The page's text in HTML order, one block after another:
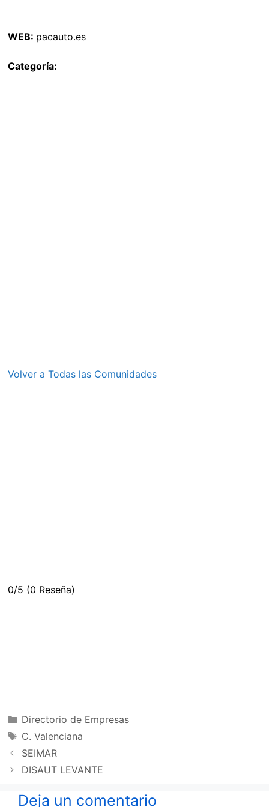
WEB: pacauto.es
Categoría:
Volver a Todas las Comunidades
0/5 (0 Reseña)
Categorías
Directorio de Empresas
Etiquetas
C. Valenciana
SEIMAR
DISAUT LEVANTE
Deja un comentario